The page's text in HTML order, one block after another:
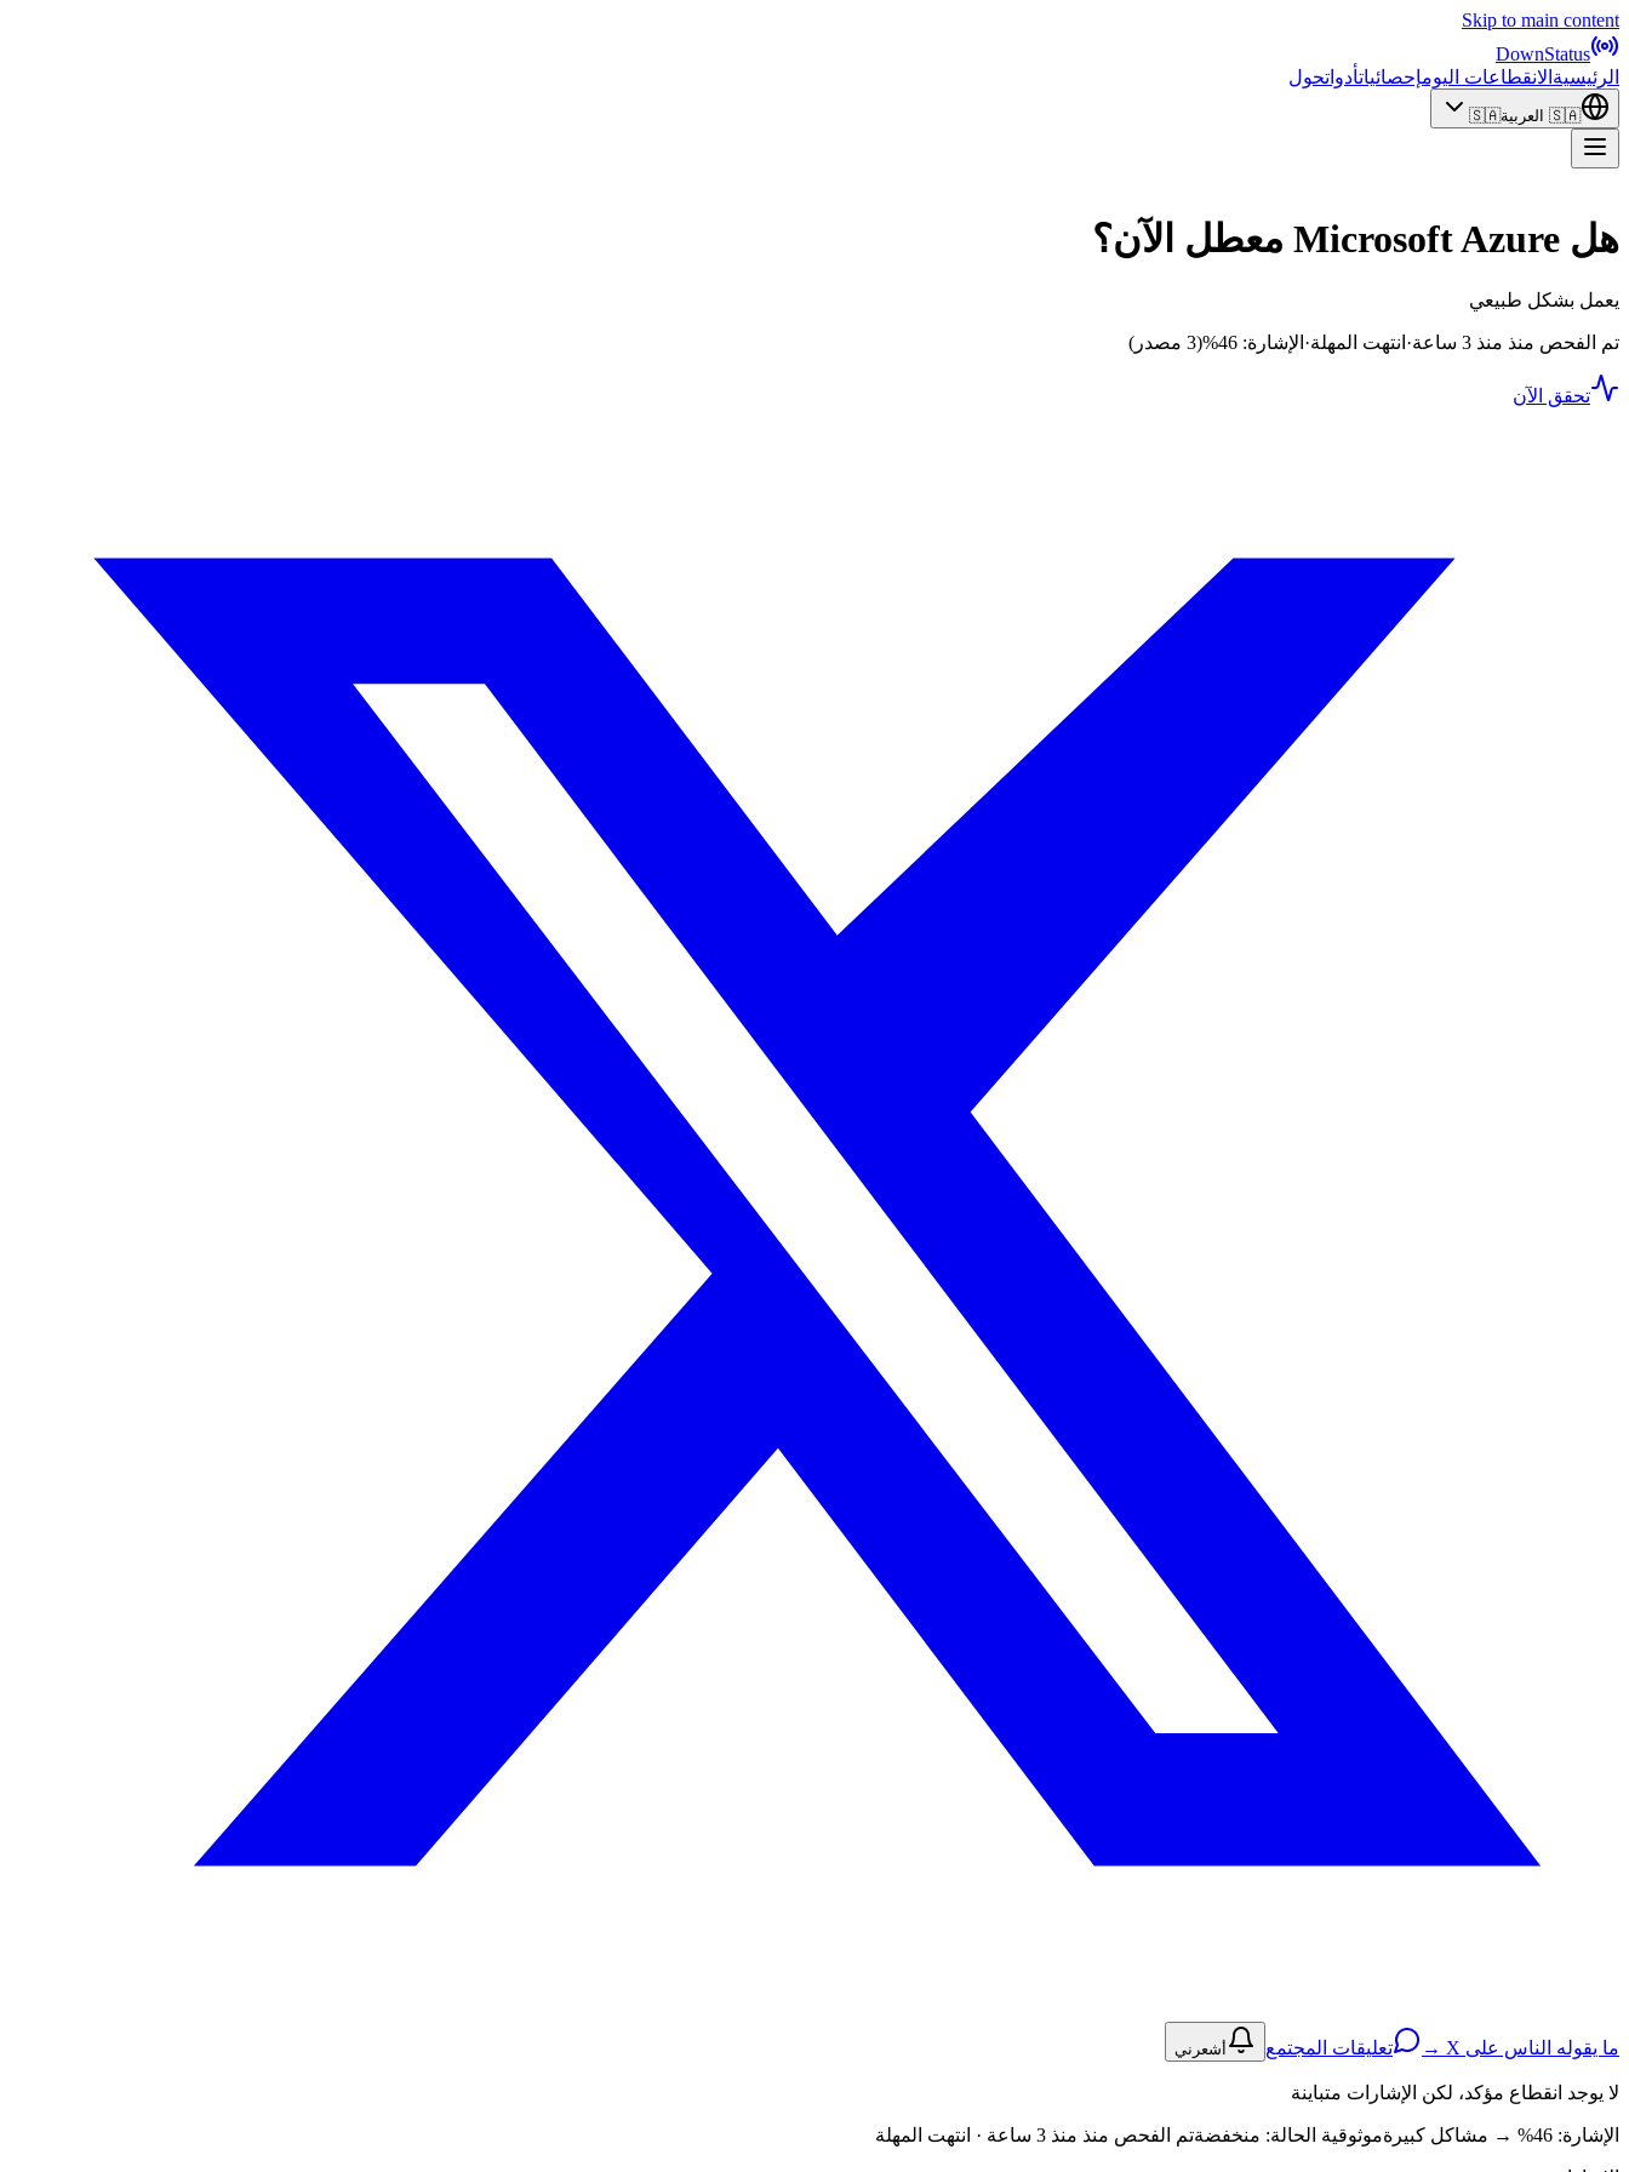
Skip to main content
DownStatus
الرئيسية الانقطاعات اليومإحصائياتأدواتحول
🇸🇦 العربية🇸🇦
هل Microsoft Azure معطل الآن؟
يعمل بشكل طبيعي
تم الفحص منذ منذ 3 ساعة · انتهت المهلة· الإشارة: 46% (3 مصدر)
تحقق الآن
ما يقوله الناس على X → تعليقات المجتمع أشعرني
لا يوجد انقطاع مؤكد، لكن الإشارات متباينة
الإشارة: 46% → مشاكل كبيرةموثوقية الحالة: منخفضةتم الفحص منذ منذ 3 ساعة · انتهت المهلة